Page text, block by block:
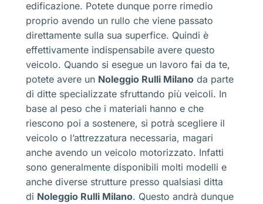
edificazione. Potete dunque porre rimedio
proprio avendo un rullo che viene passato
direttamente sulla sua superfice. Quindi è
effettivamente indispensabile avere questo
veicolo. Quando si esegue un lavoro fai da te,
potete avere un Noleggio Rulli Milano da parte
di ditte specializzate sfruttando più veicoli. In
base al peso che i materiali hanno e che
riescono poi a sostenere, si potrà scegliere il
veicolo o l’attrezzatura necessaria, magari
anche avendo un veicolo motorizzato. Infatti
sono generalmente disponibili molti modelli e
anche diverse strutture presso qualsiasi ditta
di Noleggio Rulli Milano. Questo andrà dunque